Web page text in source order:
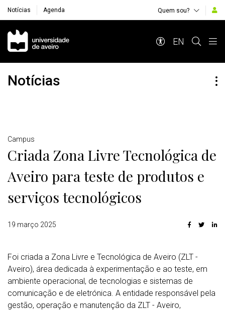
Notícias Agenda Quem sou?
Navegação Principal
EN
Notícias
Detalhes
Campus
Criada Zona Livre Tecnológica de
Aveiro para teste de produtos e
serviços tecnológicos
19 março 2025
Foi criada a Zona Livre e Tecnológica de Aveiro (ZLT -
Aveiro), área dedicada à experimentação e ao teste, em
ambiente operacional, de tecnologias e sistemas de
comunicação e de eletrónica. A entidade responsável pela
gestão, operação e manutenção da ZLT - Aveiro,